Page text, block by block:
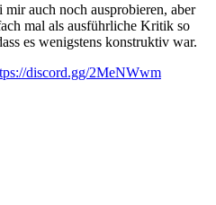
auch noch ausprobieren, aber
mal als ausführliche Kritik so
es wenigstens konstruktiv war.
discord.gg/2MeNWwm